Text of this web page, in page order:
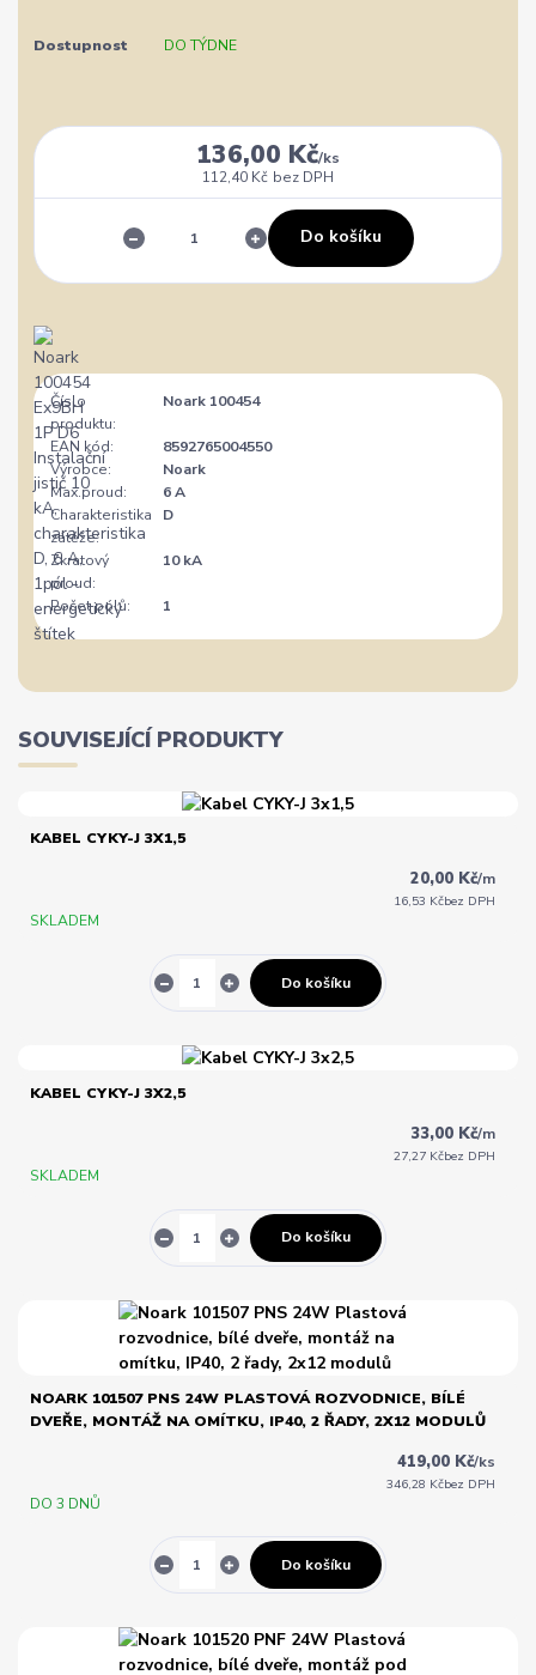
Dostupnost DO TÝDNE
136,00 Kč/ks
112,40 Kč bez DPH
Do košíku
Číslo
produktu:
Noark 100454
EAN kód:
8592765004550
Výrobce:
Noark
Max.proud:
6 A
Charakteristika
zátěže:
D
Zkratový
proud:
10 kA
Počet pólů: 1
SOUVISEJÍCÍ PRODUKTY
KABEL CYKY-J 3X1,5
20,00 Kč/m
16,53 Kčbez DPH
SKLADEM
Do košíku
KABEL CYKY-J 3X2,5
33,00 Kč/m
27,27 Kčbez DPH
SKLADEM
Do košíku
NOARK 101507 PNS 24W PLASTOVÁ ROZVODNICE, BÍLÉ
DVEŘE, MONTÁŽ NA OMÍTKU, IP40, 2 ŘADY, 2X12 MODULŮ
419,00 Kč/ks
346,28 Kčbez DPH
DO 3 DNŮ
Do košíku